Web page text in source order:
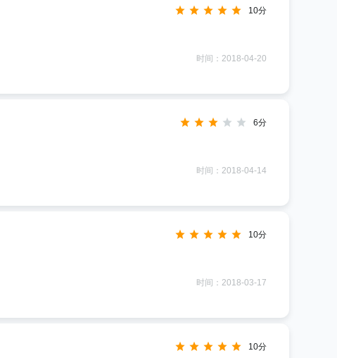
10分
时间：2018-04-20
6分
时间：2018-04-14
10分
时间：2018-03-17
10分